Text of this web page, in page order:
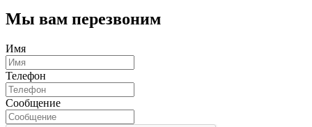
Мы вам перезвоним
Имя
Телефон
Сообщение